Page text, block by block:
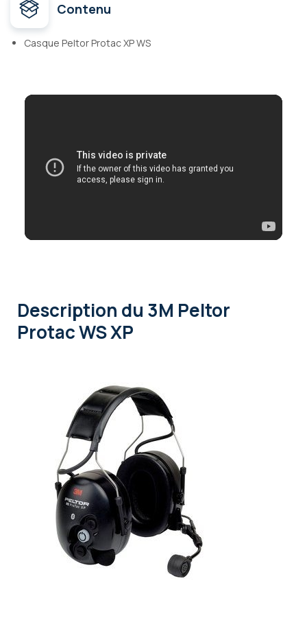
Contenu
Casque Peltor Protac XP WS
Description du 3M Peltor
Protac WS XP